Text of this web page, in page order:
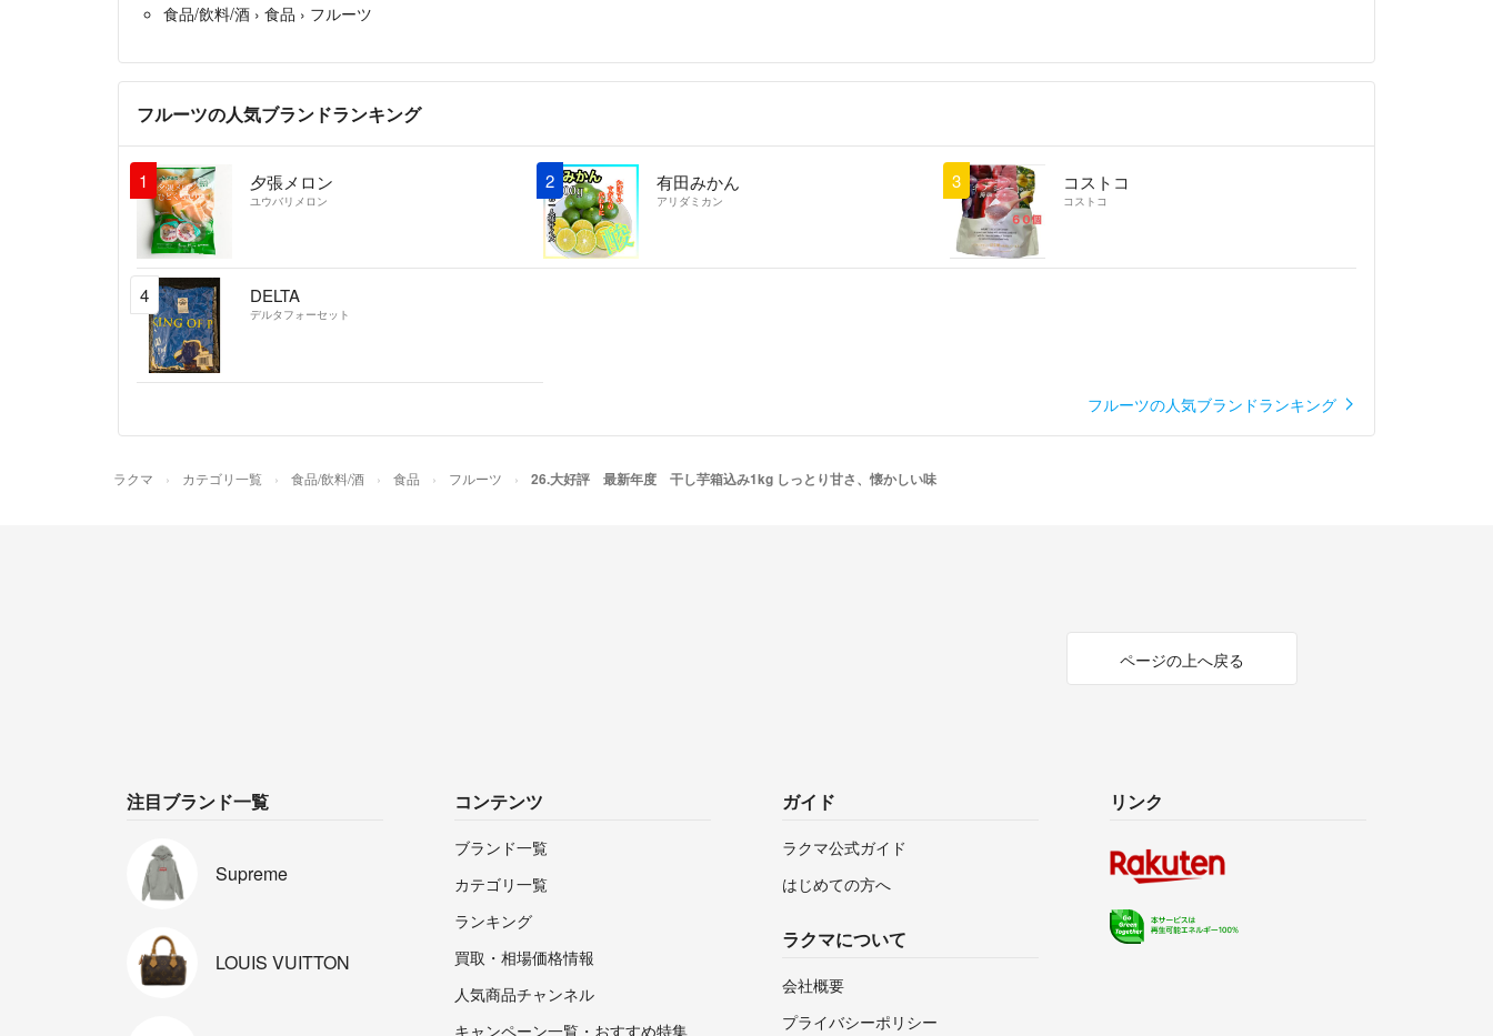
食品/飲料/酒 › 食品 › フルーツ
フルーツの人気ブランドランキング
1 夕張メロン
ユウバリメロン
2 有田みかん
アリダミカン
3 コストコ
コストコ
4 DELTA
デルタフォーセット
フルーツの人気ブランドランキング
ラクマ カテゴリ一覧 食品/飲料/酒 食品 フルーツ 26.大好評 最新年度 干し芋箱込み1kg しっとり甘さ、懐かしい味
ページの上へ戻る
注目ブランド一覧
Supreme
LOUIS VUITTON
コンテンツ
ブランド一覧
カテゴリ一覧
ランキング
買取・相場価格情報
人気商品チャンネル
キャンペーン一覧・おすすめ特集
ガイド
ラクマ公式ガイド
はじめての方へ
ラクマについて
会社概要
プライバシーポリシー
リンク